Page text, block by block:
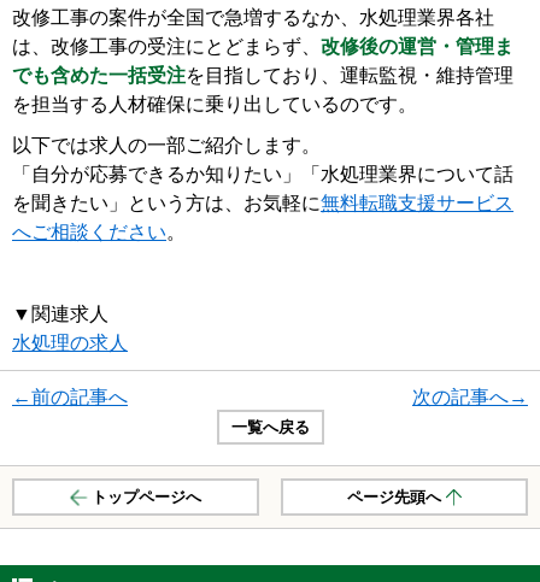
改修工事の案件が全国で急増するなか、水処理業界各社
は、改修工事の受注にとどまらず、 改修後の運営・管理ま
でも含めた一括受注を目指しており、運転監視・維持管理
を担当する人材確保に乗り出しているのです。
以下では求人の一部ご紹介します。
「自分が応募できるか知りたい」「水処理業界について話
を聞きたい」という方は、お気軽に無料転職支援サービス
へご相談ください。
▼関連求人
水処理の求人
←前の記事へ 次の記事へ→
一覧へ戻る
トップページへ ページ先頭へ